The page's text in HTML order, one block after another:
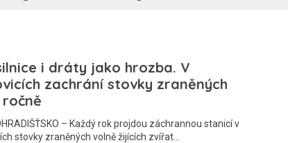
i dráty jako hrozba. V
zachrání stovky zraněných
– Každý rok projdou záchrannou stanicí v
stovky zraněných volně žijících zvířat…